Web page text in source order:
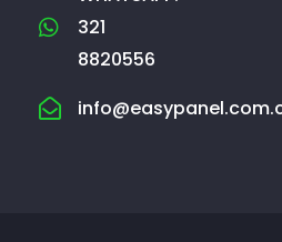
321
8820556